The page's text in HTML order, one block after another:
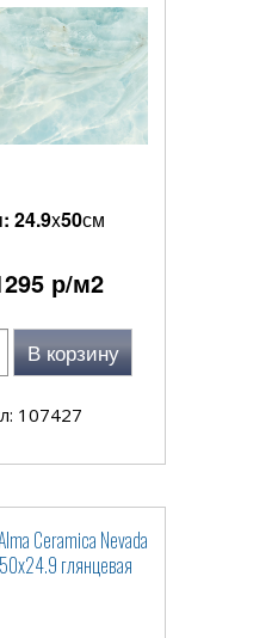
24.9x50см
р/м2
В корзину
107427
Ceramica Nevada
глянцевая